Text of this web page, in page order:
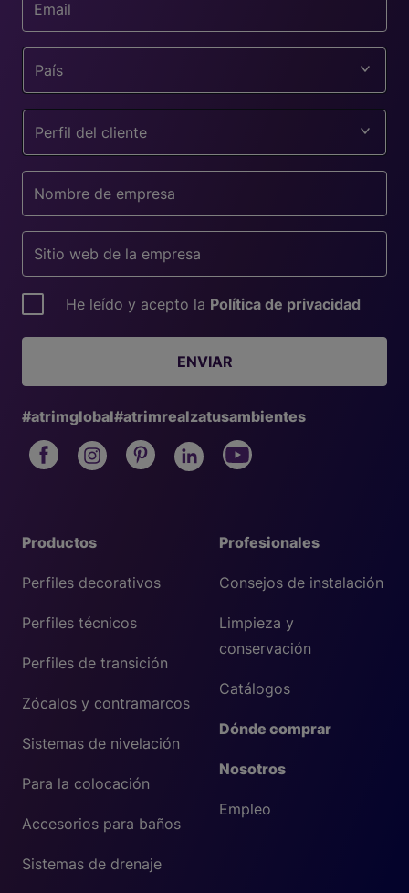
Profesionales
Consejos de instalación
Limpieza y
conservación
Catálogos
Dónde comprar
Nosotros
Empleo
Productos
Perfiles decorativos
Perfiles técnicos
Perfiles de transición
Zócalos y contramarcos
Sistemas de nivelación
Para la colocación
Accesorios para baños
Sistemas de drenaje
País
Perfil del cliente
He leído y acepto la Política de privacidad
ENVIAR
#atrimglobal#atrimrealzatusambientes